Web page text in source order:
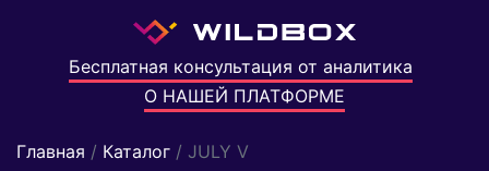
Бесплатная консультация от аналитика
О НАШЕЙ ПЛАТФОРМЕ
Главная / Каталог / JULY V